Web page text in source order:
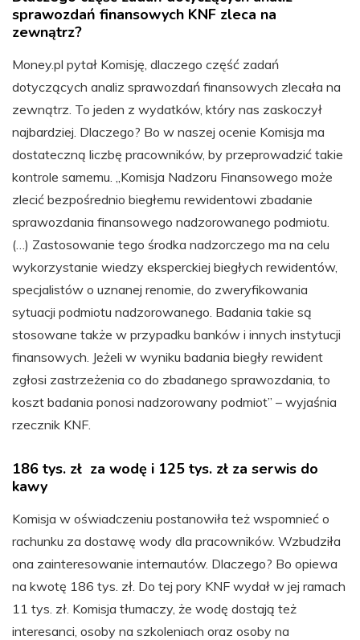
sprawozdań finansowych KNF zleca na
zewnątrz?
Money.pl pytał Komisję, dlaczego część zadań
dotyczących analiz sprawozdań finansowych zlecała na
zewnątrz. To jeden z wydatków, który nas zaskoczył
najbardziej. Dlaczego? Bo w naszej ocenie Komisja ma
dostateczną liczbę pracowników, by przeprowadzić takie
kontrole samemu. „Komisja Nadzoru Finansowego może
zlecić bezpośrednio biegłemu rewidentowi zbadanie
sprawozdania finansowego nadzorowanego podmiotu.
(…) Zastosowanie tego środka nadzorczego ma na celu
wykorzystanie wiedzy eksperckiej biegłych rewidentów,
specjalistów o uznanej renomie, do zweryfikowania
sytuacji podmiotu nadzorowanego. Badania takie są
stosowane także w przypadku banków i innych instytucji
finansowych. Jeżeli w wyniku badania biegły rewident
zgłosi zastrzeżenia co do zbadanego sprawozdania, to
koszt badania ponosi nadzorowany podmiot” – wyjaśnia
rzecznik KNF.
186 tys. zł za wodę i 125 tys. zł za serwis do
kawy
Komisja w oświadczeniu postanowiła też wspomnieć o
rachunku za dostawę wody dla pracowników. Wzbudziła
ona zainteresowanie internautów. Dlaczego? Bo opiewa
na kwotę 186 tys. zł. Do tej pory KNF wydał w jej ramach
11 tys. zł. Komisja tłumaczy, że wodę dostają też
interesanci, osoby na szkoleniach oraz osoby na